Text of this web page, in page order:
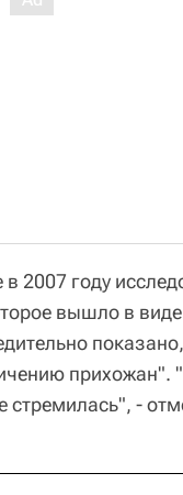
2007 году
вышло в
прихожан".
стремилась", -